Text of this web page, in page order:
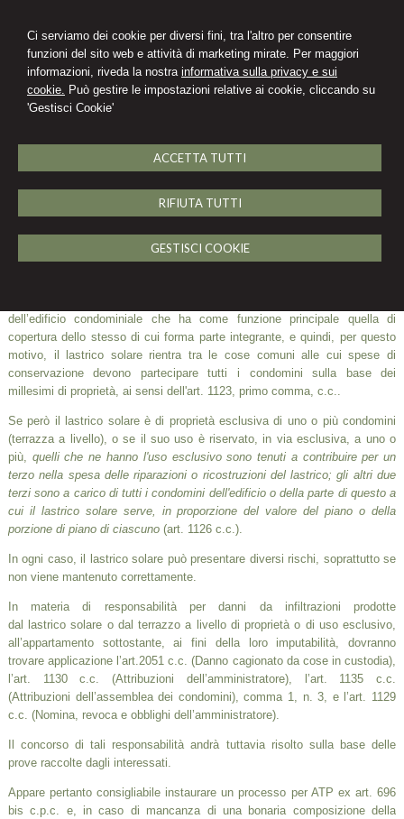
Ci serviamo dei cookie per diversi fini, tra l'altro per consentire
funzioni del sito web e attività di marketing mirate. Per maggiori
informazioni, riveda la nostra informativa sulla privacy e sui
cookie. Può gestire le impostazioni relative ai cookie, cliccando su
'Gestisci Cookie'
ACCETTA TUTTI
RIFIUTA TUTTI
GESTISCI COOKIE
Avv. Elisabetta Marinari
LASTRICO SOLARE E
RESPONSABILITA’ IN CASO DI DANNI
03 settembre 2024
dell’edificio condominiale che ha come funzione principale quella di
copertura dello stesso di cui forma parte integrante, e quindi, per questo
motivo, il lastrico solare rientra tra le cose comuni alle cui spese di
conservazione devono partecipare tutti i condomini sulla base dei
millesimi di proprietà, ai sensi dell'art. 1123, primo comma, c.c..
Se però il lastrico solare è di proprietà esclusiva di uno o più condomini
(terrazza a livello), o se il suo uso è riservato, in via esclusiva, a uno o
più, quelli che ne hanno l'uso esclusivo sono tenuti a contribuire per un
terzo nella spesa delle riparazioni o ricostruzioni del lastrico; gli altri due
terzi sono a carico di tutti i condomini dell'edificio o della parte di questo a
cui il lastrico solare serve, in proporzione del valore del piano o della
porzione di piano di ciascuno (art. 1126 c.c.).
In ogni caso, il lastrico solare può presentare diversi rischi, soprattutto se
non viene mantenuto correttamente.
In materia di responsabilità per danni da infiltrazioni prodotte
dal lastrico solare o dal terrazzo a livello di proprietà o di uso esclusivo,
all’appartamento sottostante, ai fini della loro imputabilità, dovranno
trovare applicazione l’art.2051 c.c. (Danno cagionato da cose in custodia),
l’art. 1130 c.c. (Attribuzioni dell’amministratore), l’art. 1135 c.c.
(Attribuzioni dell’assemblea dei condomini), comma 1, n. 3, e l’art. 1129
c.c. (Nomina, revoca e obblighi dell’amministratore).
Il concorso di tali responsabilità andrà tuttavia risolto sulla base delle
prove raccolte dagli interessati.
Appare pertanto consigliabile instaurare un processo per ATP ex art. 696
bis c.p.c. e, in caso di mancanza di una bonaria composizione della